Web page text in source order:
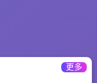
更多